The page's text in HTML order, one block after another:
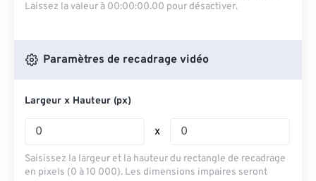
Laissez la valeur à 00:00:00.00 pour désactiver.
Paramètres de recadrage vidéo
Largeur x Hauteur (px)
x
Saisissez la largeur et la hauteur du rectangle de recadrage
en pixels (0 à 10 000). Les dimensions impaires seront